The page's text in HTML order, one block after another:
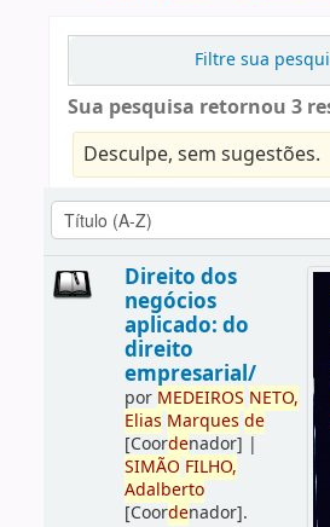
Filtre sua
Sua pesquisa retornou 3
Desculpe, sem sugestões.
Direito dos
negócios
aplicado: do
direito
empresarial/
por MEDEIROS NETO,
Elias Marques de
[Coordenador] |
SIMÃO FILHO,
Adalberto
[Coordenador].